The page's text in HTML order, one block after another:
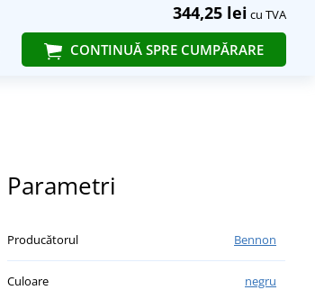
344,25 lei cu TVA
CONTINUĂ SPRE CUMPĂRARE
Parametri
Producătorul Bennon
Culoare negru